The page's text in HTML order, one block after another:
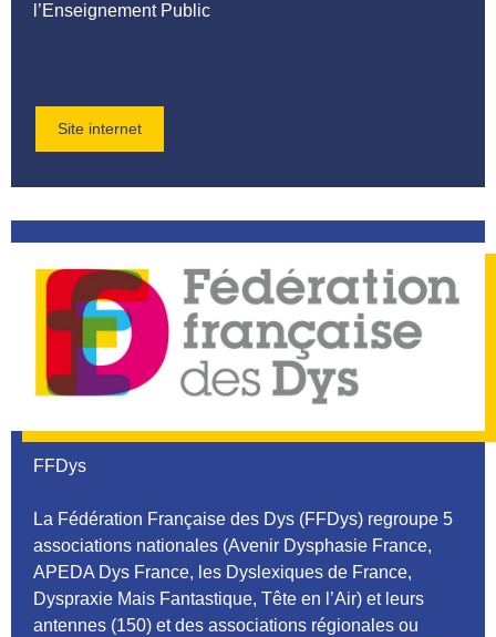
l’Enseignement Public
Site internet
FFDys
La Fédération Française des Dys (FFDys) regroupe 5
associations nationales (Avenir Dysphasie France,
APEDA Dys France, les Dyslexiques de France,
Dyspraxie Mais Fantastique, Tête en l’Air) et leurs
antennes (150) et des associations régionales ou